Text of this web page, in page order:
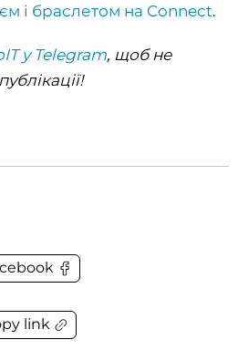
і браслетом на Connect.
у Telegram, щоб не
link